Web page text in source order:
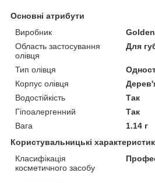
Основні атрибути
Виробник
Область застосування
олівця
Для
Тип олівця
Корпус олівця
Водостійкість
Так
Гіпоалергенний
Так
Вага
1.14 г
Користувальницькі
Класифікація
косметичного засобу